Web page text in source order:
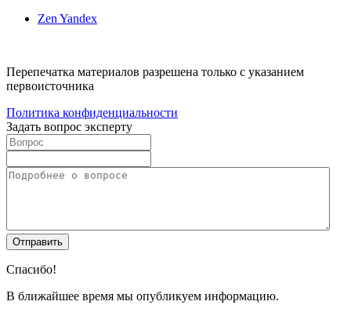
Zen Yandex
Перепечатка материалов разрешена только с указанием
первоисточника
Политика конфиденциальности
Задать вопрос эксперту
Спасибо!
В ближайшее время мы опубликуем информацию.